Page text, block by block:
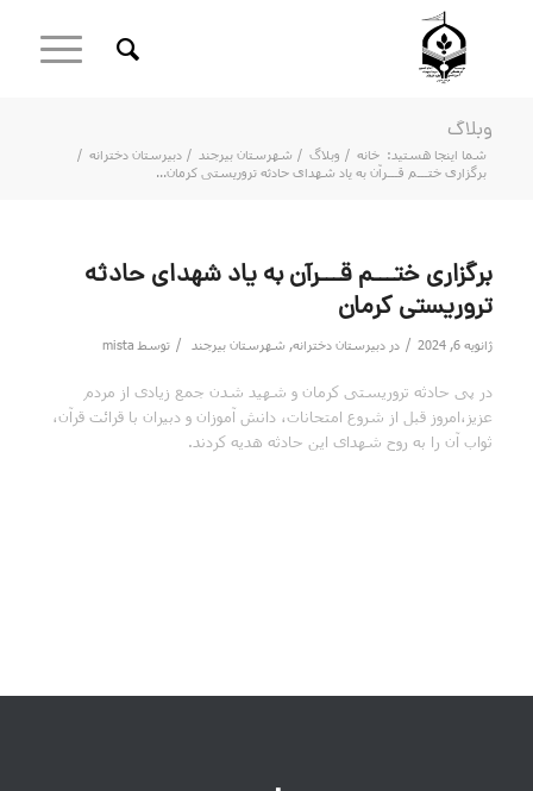
وبلاگ
شما اینجا هستید: خانه / وبلاگ / شهرستان بیرجند / دبیرستان دخترانه /
برگزاری ختـــم قـــرآن به یاد شهدای حادثه تروریستی کرمان...
برگزاری ختـــم قـــرآن به یاد شهدای حادثه
تروریستی کرمان
ژانویه 6, 2024 / در دبیرستان دخترانه, شهرستان بیرجند / توسط mista
در پی حادثه تروریستی کرمان و شهید شدن جمع زیادی از مردم
عزیز،امروز قبل از شروع امتحانات، دانش آموزان و دبیران با قرائت قرآن،
ثواب آن را به روح شهدای این حادثه هدیه کردند.